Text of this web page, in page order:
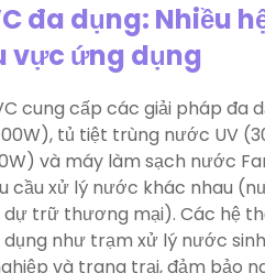
đa dụng: Nhiều
vực ứng dụng
cung cấp các giải pháp đa
tủ tiệt trùng nước UV
và máy làm sạch nước
cầu xử lý nước khác nhau
trữ thương mại). Các hệ
như trạm xử lý nước
và trang trại, đảm bảo